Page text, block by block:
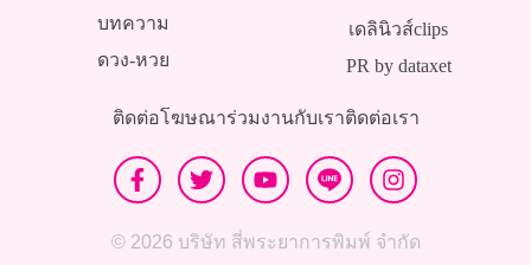
บทความ
ดวง-หวย
เดลินิวส์clips
PR by dataxet
ติดต่อโฆษณาร่วมงานกับเราติดต่อเรา
© 2026 บริษัท สี่พระยาการพิมพ์ จำกัด